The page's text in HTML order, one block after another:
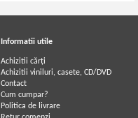
Informatii utile
Achizitii cărți
Achizitii viniluri, casete, CD/DVD
Contact
Cum cumpar?
Politica de livrare